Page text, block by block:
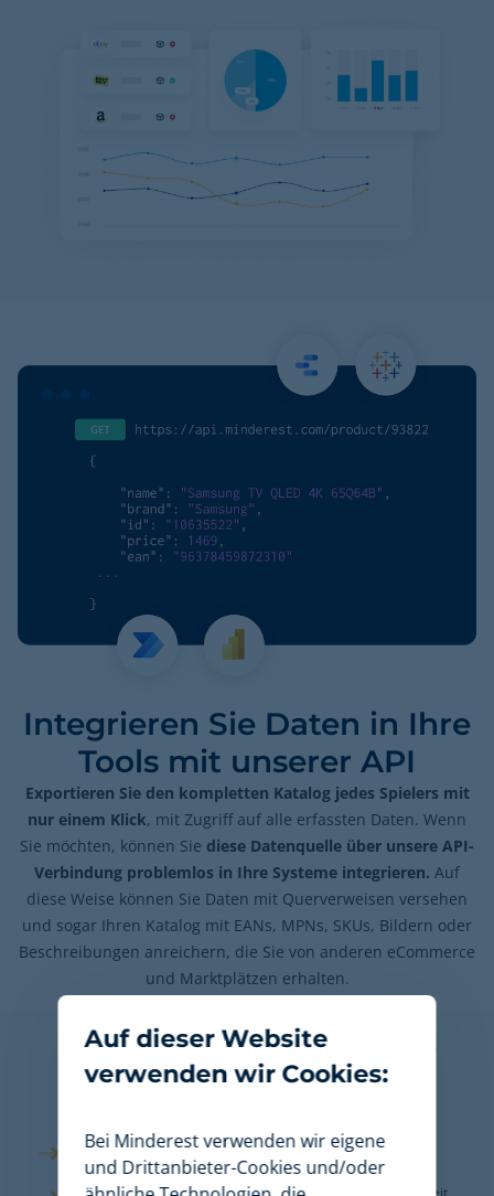
Integrieren Sie Daten in Ihre
Tools mit unserer API
Exportieren Sie den kompletten Katalog jedes Spielers mit
nur einem Klick, mit Zugriff auf alle erfassten Daten. Wenn
Sie möchten, können Sie diese Datenquelle über unsere API-
Verbindung problemlos in Ihre Systeme integrieren. Auf
diese Weise können Sie Daten mit Querverweisen versehen
und sogar Ihren Katalog mit EANs, MPNs, SKUs, Bildern oder
Beschreibungen anreichern, die Sie von anderen eCommerce
und Marktplätzen erhalten.
Datenqualität und hohe
Sicherheit während des
Wir garantieren eine 100%ige Qualität, unsere Daten sind
genau, vollständig, konsistent, zuverlässig und aktuell.
Wir sind nachISO 27001 zertifiziert, was die Vertraulichkeit,
Auf dieser Website
verwenden wir Cookies:
Bei Minderest verwenden wir eigene
und Drittanbieter-Cookies und/oder